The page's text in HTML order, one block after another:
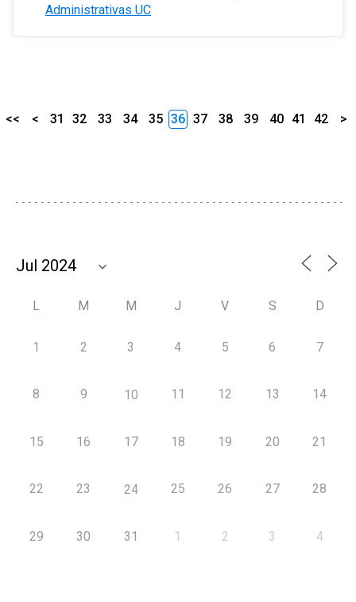
Administrativas UC
<< < 31 32 33 34 35 36 37 38 39 40 41 42 >
L M M J V S D
1 2 3 4 5 6 7
8 9 10 11 12 13 14
15 16 17 18 19 20 21
22 23 24 25 26 27 28
29 30 31 1 2 3 4